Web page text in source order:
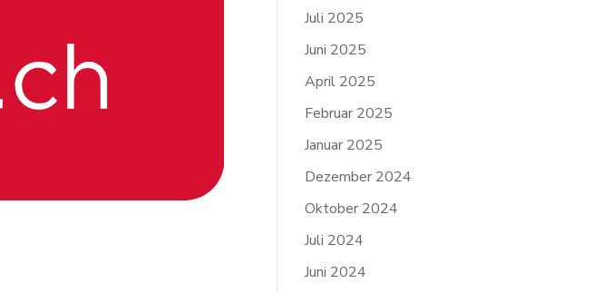
Juli 2025
Juni 2025
April 2025
Februar 2025
Januar 2025
Dezember 2024
Oktober 2024
Juli 2024
Juni 2024